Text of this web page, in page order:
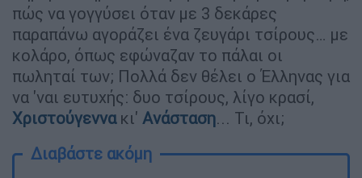
πώς να γογγύσει όταν με 3 δεκάρες
παραπάνω αγοράζει ένα ζευγάρι τσίρους… με
κολάρο, όπως εφώναζαν το πάλαι οι
πωληταί των; Πολλά δεν θέλει ο Έλληνας για
να 'ναι ευτυχής: δυο τσίρους, λίγο κρασί,
Χριστούγεννα κι' Ανάσταση... Τι, όχι;
Διαβάστε ακόμη